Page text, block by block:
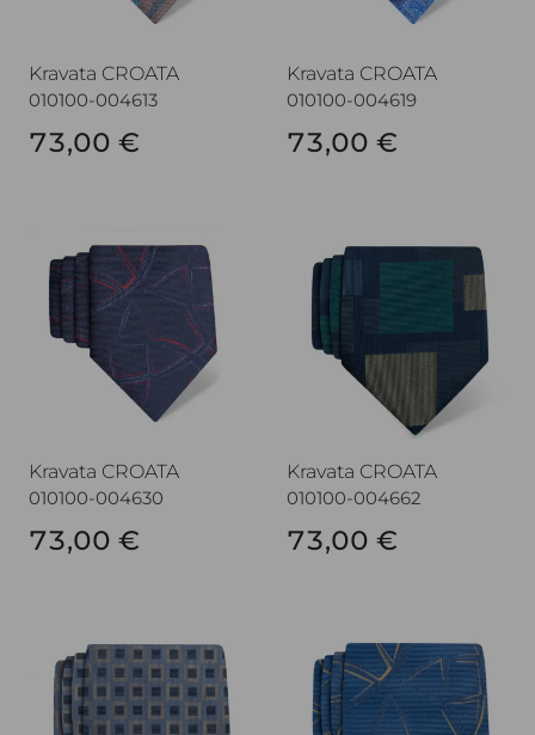
Kravata CROATA
010100-004613
73,00 €
Kravata CROATA
010100-004619
73,00 €
Kravata CROATA
010100-004630
73,00 €
Kravata CROATA
010100-004662
73,00 €